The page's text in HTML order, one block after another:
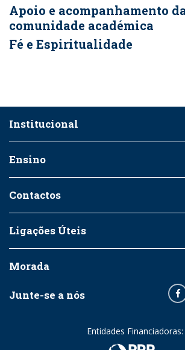
Apoio e acompanhamento
comunidade académica
Fé e Espiritualidade
Institucional
Ensino
Contactos
Ligações Úteis
Morada
Junte-se a nós
Entidades Financiadoras: